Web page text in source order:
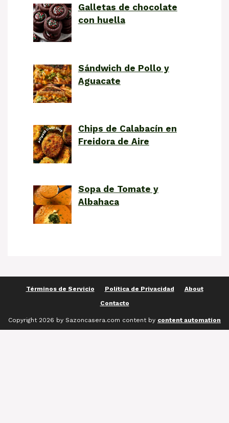
Galletas de chocolate
con huella
Sándwich de Pollo y
Aguacate
Chips de Calabacín en
Freidora de Aire
Sopa de Tomate y
Albahaca
Términos de Servicio Política de Privacidad
About
Contacto
Copyright 2026 by Sazoncasera.com content by content automation